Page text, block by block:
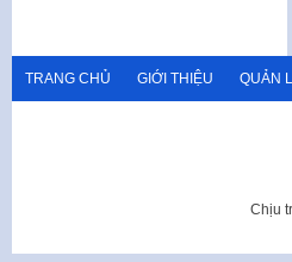
TRANG CHỦ GIỚI THIỆU QUẢN
Chịu